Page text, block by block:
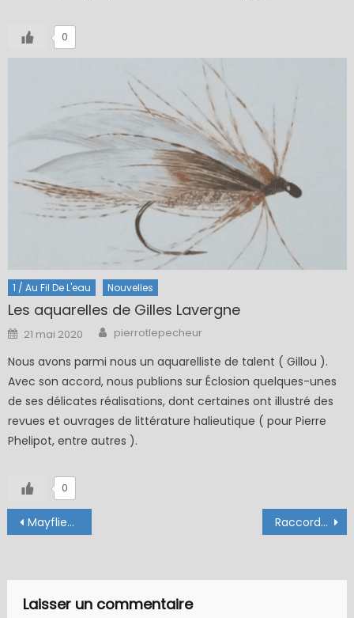
0
1 / Au Fil De L'eau Nouvelles
Les aquarelles de Gilles Lavergne
Posted
on
21 mai 2020 Author
pierrotlepecheur
Nous avons parmi nous un aquarelliste de talent ( Gillou ).
Avec son accord, nous publions sur Éclosion quelques-unes
de ses délicates réalisations, dont certaines ont illustré des
revues et ouvrages de littérature halieutique ( pour Pierre
Phelipot, entre autres ).
0
Navigation
de
Mayflies “top to bottom” Raccord soie/bas de ligne, par Yannick RIVIERE
Laisser un commentaire